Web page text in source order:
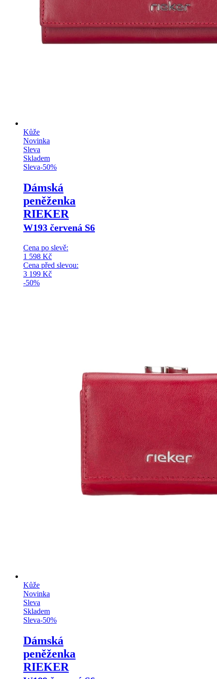
Kůže
Novinka
Sleva
Skladem
Sleva-50%
Dámská
peněženka
RIEKER
W193 červená S6
Cena po slevě:
1 598 Kč
Cena před slevou:
3 199 Kč
-50%
Kůže
Novinka
Sleva
Skladem
Sleva-50%
Dámská
peněženka
RIEKER